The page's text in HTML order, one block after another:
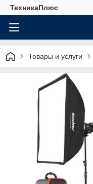
ТехникаПлюс
Товары и услуги